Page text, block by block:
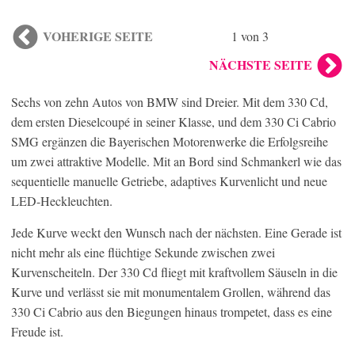
VOHERIGE SEITE 1 von 3
NÄCHSTE SEITE
Sechs von zehn Autos von BMW sind Dreier. Mit dem 330 Cd,
dem ersten Dieselcoupé in seiner Klasse, und dem 330 Ci Cabrio
SMG ergänzen die Bayerischen Motorenwerke die Erfolgsreihe
um zwei attraktive Modelle. Mit an Bord sind Schmankerl wie das
sequentielle manuelle Getriebe, adaptives Kurvenlicht und neue
LED-Heckleuchten.
Jede Kurve weckt den Wunsch nach der nächsten. Eine Gerade ist
nicht mehr als eine flüchtige Sekunde zwischen zwei
Kurvenscheiteln. Der 330 Cd fliegt mit kraftvollem Säuseln in die
Kurve und verlässt sie mit monumentalem Grollen, während das
330 Ci Cabrio aus den Biegungen hinaus trompetet, dass es eine
Freude ist.